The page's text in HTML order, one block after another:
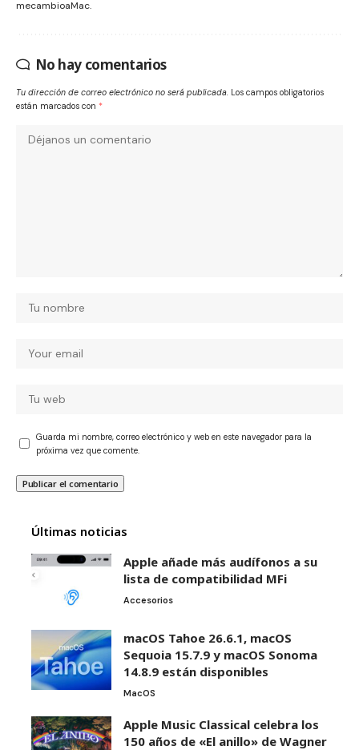
mecambioaMac.
No hay comentarios
Tu dirección de correo electrónico no será publicada. Los campos obligatorios
están marcados con *
Guarda mi nombre, correo electrónico y web en este navegador para la
próxima vez que comente.
Últimas noticias
Apple añade más audífonos a su
lista de compatibilidad MFi
Accesorios
macOS Tahoe 26.6.1, macOS
Sequoia 15.7.9 y macOS Sonoma
14.8.9 están disponibles
MacOS
Apple Music Classical celebra los
150 años de «El anillo» de Wagner